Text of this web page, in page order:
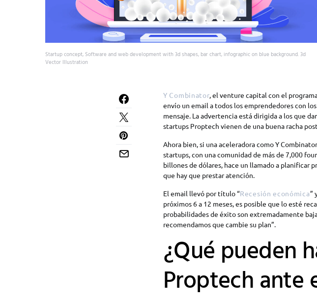
Startup concept, Software and web development with 3d shapes, bar chart, infographic on blue background. 3d
Vector Illustration
Y Combinator, el venture capital con el
envío un email a todos los emprendedores con
mensaje. La advertencia está dirigida a los que
startups Proptech vienen de una buena racha
Ahora bien, si una aceleradora como Y
startups, con una comunidad de más de 7,000
billones de dólares, hace un llamado a planificar
que hay que prestar atención.
El email llevó por título “Recesión económica”
próximos 6 a 12 meses, es posible que lo esté
probabilidades de éxito son extremadamente
recomendamos que cambie su plan”.
¿Qué pueden
Proptech ante